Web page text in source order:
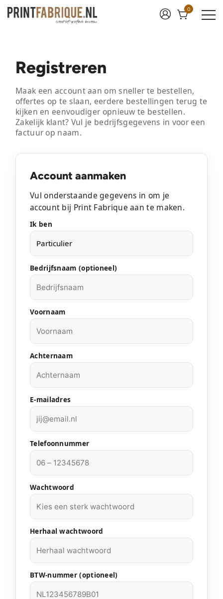
0
Registreren
Maak een account aan om sneller te bestellen,
offertes op te slaan, eerdere bestellingen terug te
kijken en eenvoudiger opnieuw te bestellen.
Zakelijk klant? Vul je bedrijfsgegevens in voor een
factuur op naam.
Account aanmaken
Vul onderstaande gegevens in om je
account bij Print Fabrique aan te maken.
Ik ben
Bedrijfsnaam (optioneel)
Voornaam
Achternaam
E-mailadres
Telefoonnummer
Wachtwoord
Herhaal wachtwoord
BTW-nummer (optioneel)